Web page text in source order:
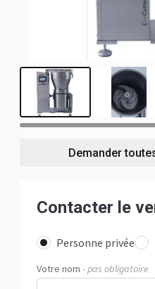
Demander
Contacter le
Personne privée
Votre nom - pas obligatoire